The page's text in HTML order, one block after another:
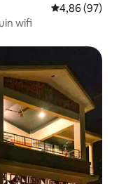
Gemiddelde
4,86 (97)
wifi